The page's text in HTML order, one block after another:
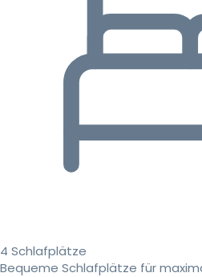
4 Schlafplätze
Bequeme Schlafplätze für